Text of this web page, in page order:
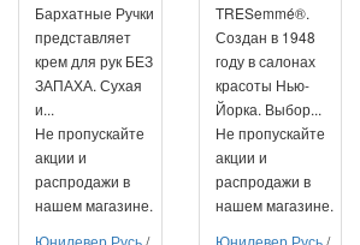
Бархатные Ручки
представляет
крем для рук БЕЗ
ЗАПАХА. Сухая
и...
Не пропускайте
акции и
распродажи в
нашем магазине.
Юнилевер Русь/
TRESemmé®.
Создан в 1948
году в салонах
красоты Нью-
Йорка. Выбор...
Не пропускайте
акции и
распродажи в
нашем магазине.
Юнилевер Русь/